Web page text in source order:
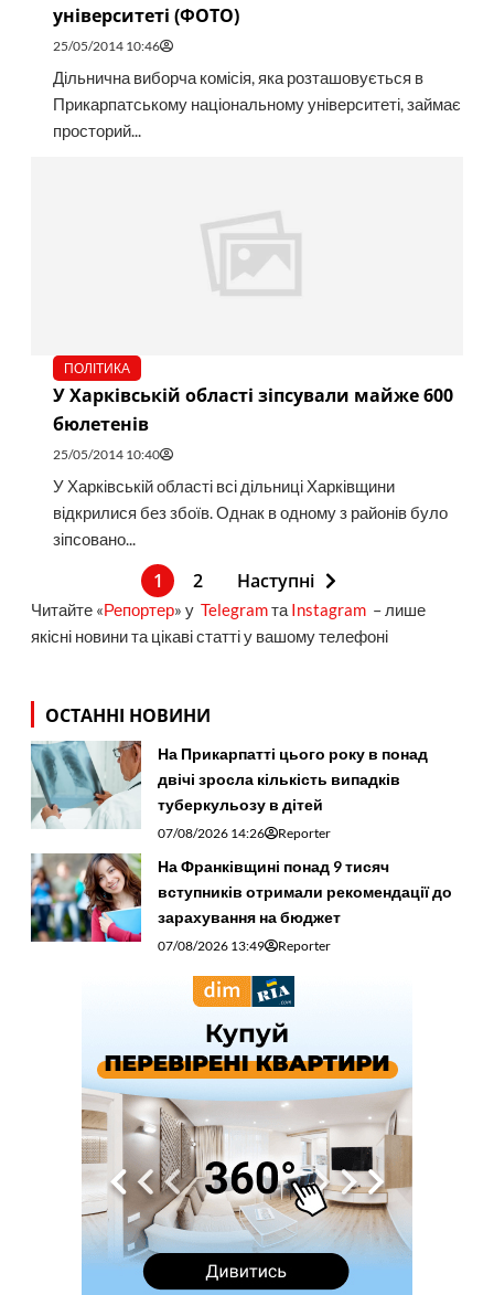
університеті (ФОТО)
25/05/2014 10:46
Дільнична виборча комісія, яка розташовується в
Прикарпатському національному університеті, займає
просторий...
ПОЛІТИКА
У Харківській області зіпсували майже 600
бюлетенів
25/05/2014 10:40
У Харківській області всі дільниці Харківщини
відкрилися без збоїв. Однак в одному з районів було
зіпсовано...
1 2 Наступні
Читайте «Репортер» у Telegramта Instagram– лише
якісні новини та цікаві статті у вашому телефоні
ОСТАННІ НОВИНИ
На Прикарпатті цього року в понад
двічі зросла кількість випадків
туберкульозу в дітей
07/08/2026 14:26 Reporter
На Франківщині понад 9 тисяч
вступників отримали рекомендації до
зарахування на бюджет
07/08/2026 13:49 Reporter